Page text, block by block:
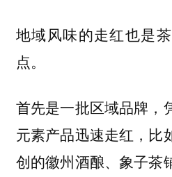
地域风味的走红也是
点。
首先是一批区域品牌，
元素产品迅速走红，比
创的徽州酒酿、象子茶